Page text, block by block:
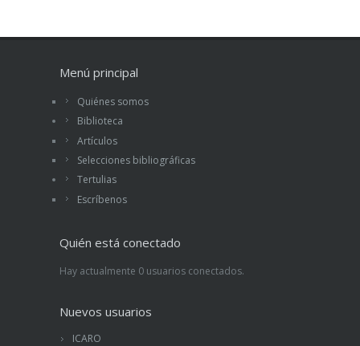
Menú principal
Quiénes somos
Biblioteca
Artículos
Selecciones bibliográficas
Tertulias
Escríbenos
Quién está conectado
Hay actualmente 0 usuarios conectados.
Nuevos usuarios
ICARO